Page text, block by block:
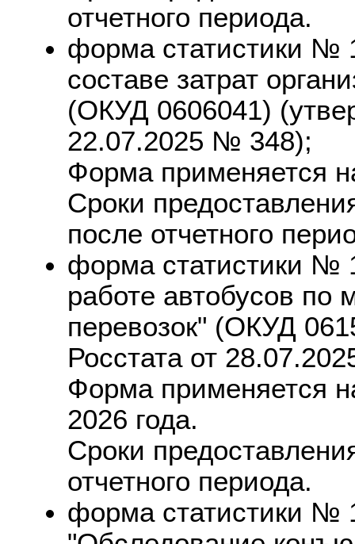
отчетного периода.
форма статистики №
составе затрат
(ОКУД 0606041)
22.07.2025 № 348);
Форма применяется
Сроки
после отчетного
форма статистики №
работе автобусов по
перевозок" (ОКУД
Росстата от
Форма применяется
2026 года.
Сроки
отчетного периода.
форма статистики №